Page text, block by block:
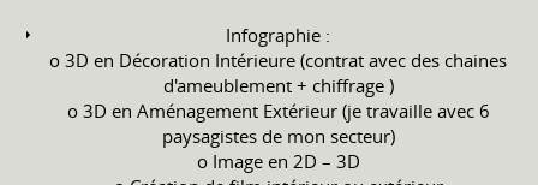
Infographie :
o 3D en Décoration Intérieure (contrat avec des chaines
d'ameublement + chiffrage )
o 3D en Aménagement Extérieur (je travaille avec 6
paysagistes de mon secteur)
o Image en 2D – 3D